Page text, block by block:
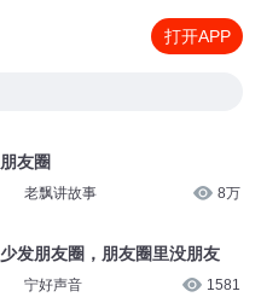
打开APP
朋友圈
老飘讲故事 8万
少发朋友圈，朋友圈里没朋友
宁好声音 1581